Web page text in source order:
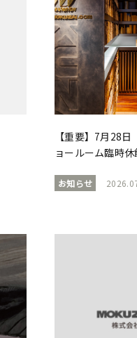
【重要】7月28
ョールーム臨時
お知らせ